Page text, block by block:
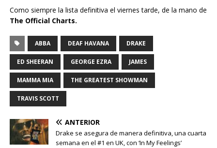
Como siempre la lista definitiva el viernes tarde, de la mano de
The Official Charts.
ABBA DEAF HAVANA DRAKE
ED SHEERAN GEORGE EZRA JAMES
MAMMA MIA THE GREATEST SHOWMAN
TRAVIS SCOTT
ANTERIOR
Drake se asegura de manera definitiva, una cuarta
semana en el #1 en UK, con ‘In My Feelings’